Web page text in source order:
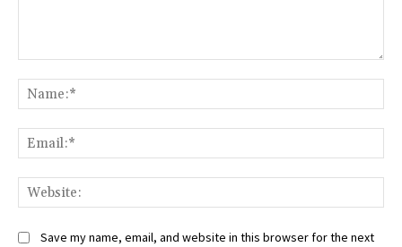
Save my name, email, and website in this browser for the next